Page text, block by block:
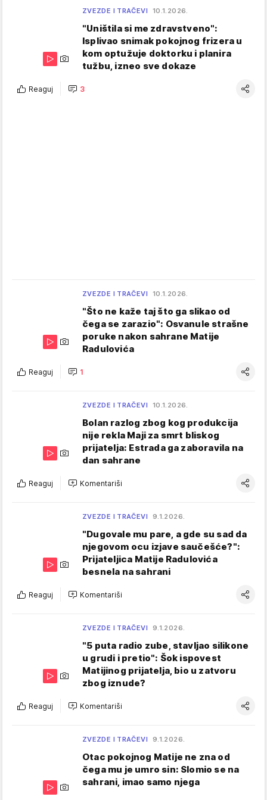
ZVEZDE I TRAČEVI 10.1.2026.
"Uništila si me zdravstveno":
Isplivao snimak pokojnog frizera u
kom optužuje doktorku i planira
tužbu, izneo sve dokaze
Reaguj 3
ZVEZDE I TRAČEVI 10.1.2026.
"Što ne kaže taj što ga slikao od
čega se zarazio": Osvanule strašne
poruke nakon sahrane Matije
Radulovića
Reaguj 1
ZVEZDE I TRAČEVI 10.1.2026.
Bolan razlog zbog kog produkcija
nije rekla Maji za smrt bliskog
prijatelja: Estrada ga zaboravila na
dan sahrane
Reaguj Komentariši
ZVEZDE I TRAČEVI 9.1.2026.
"Dugovale mu pare, a gde su sad da
njegovom ocu izjave saučešće?":
Prijateljica Matije Radulovića
besnela na sahrani
Reaguj Komentariši
ZVEZDE I TRAČEVI 9.1.2026.
"5 puta radio zube, stavljao silikone
u grudi i pretio": Šok ispovest
Matijinog prijatelja, bio u zatvoru
zbog iznude?
Reaguj Komentariši
ZVEZDE I TRAČEVI 9.1.2026.
Otac pokojnog Matije ne zna od
čega mu je umro sin: Slomio se na
sahrani, imao samo njega